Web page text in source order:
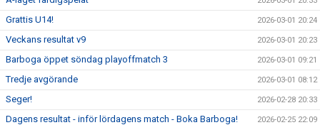
Grattis U14! 2026-03-01 20:24
Veckans resultat v9 2026-03-01 20:23
Barboga öppet söndag playoffmatch 3 2026-03-01 09:21
Tredje avgörande 2026-03-01 08:12
Seger! 2026-02-28 20:33
Dagens resultat - inför lördagens match - Boka Barboga! 2026-02-25 22:09